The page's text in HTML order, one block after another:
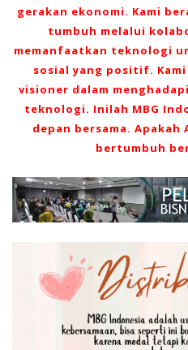
gerakan ekonomi. Kami
tumbuh melalui
memanfaatkan teknologi
sosial yang positif.
visioner dalam
teknologi. Inilah MBG
depan bersama. Apakah
bertumbuh